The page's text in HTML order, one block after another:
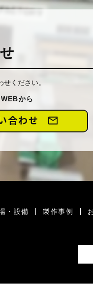
ください。
WEBから
合わせ
・設備 製作事例